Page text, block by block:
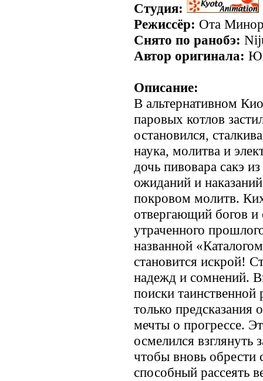
Студия:
Режиссёр: Ота
Снято по ранобэ:
Автор оригинала:
Описание:
В альтернативном
паровых котлов
остановился,
наука, молитва и
дочь пивовара сакэ
ожиданий и
покровом молитв.
отвергающий богов
утраченного
названной
становится искрой!
надежд и сомнений.
поиски таинственной
только
мечты о прогрессе.
осмелился взглянуть
чтобы вновь обрести
способный рассеять